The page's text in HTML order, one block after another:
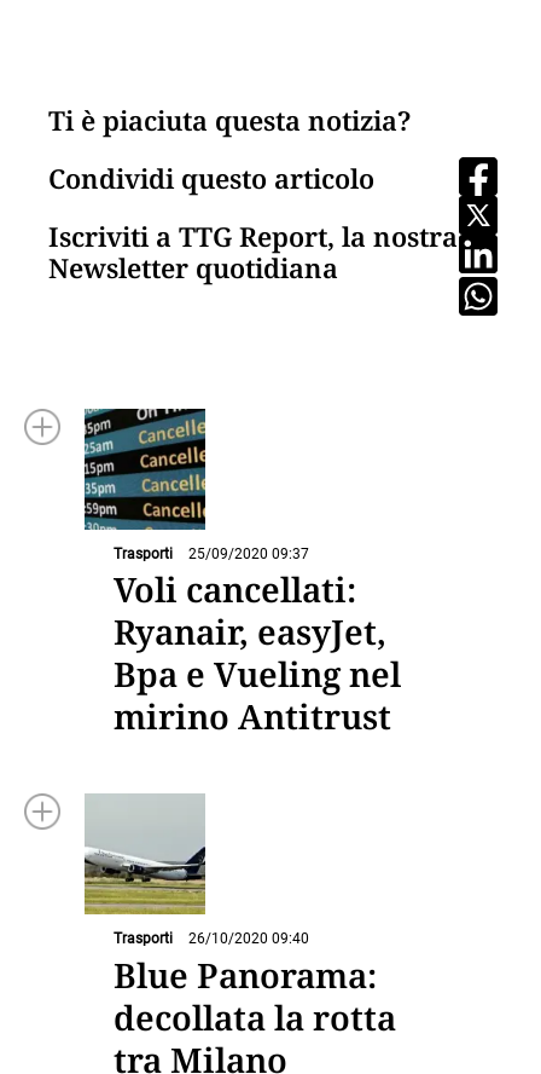
Ti è piaciuta questa notizia?
Condividi questo articolo
Iscriviti a TTG Report, la nostra
Newsletter quotidiana
Trasporti 25/09/2020 09:37
Voli cancellati:
Ryanair, easyJet,
Bpa e Vueling nel
mirino Antitrust
Trasporti 26/10/2020 09:40
Blue Panorama:
decollata la rotta
tra Milano